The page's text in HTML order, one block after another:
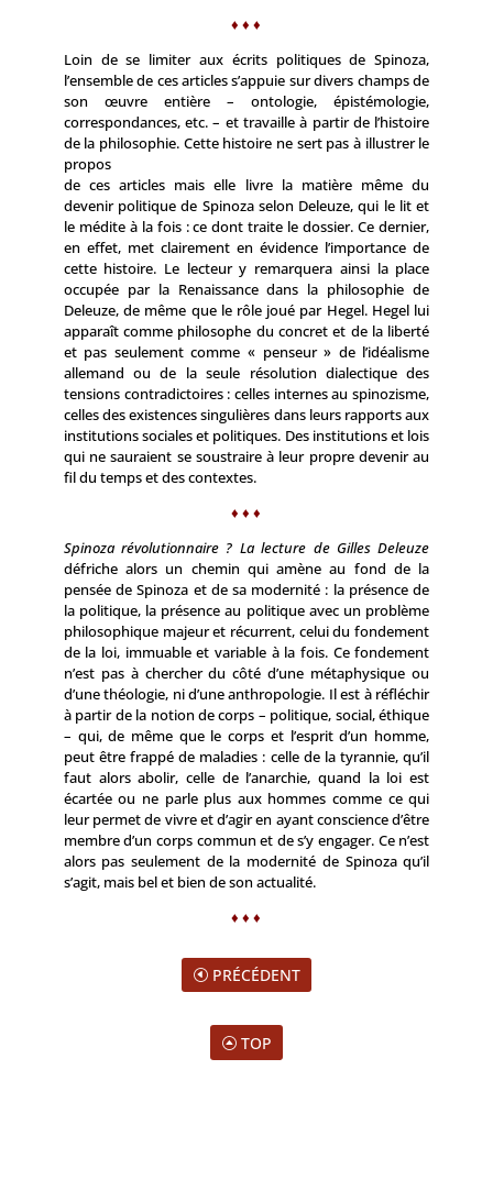
♦ ♦ ♦
Loin de se limiter aux écrits politiques de Spinoza,
l’ensemble de ces articles s’appuie sur divers champs de
son œuvre entière – ontologie, épistémologie,
correspondances, etc. – et travaille à partir de l’histoire
de la philosophie. Cette histoire ne sert pas à illustrer le
propos
de ces articles mais elle livre la matière même du
devenir politique de Spinoza selon Deleuze, qui le lit et
le médite à la fois : ce dont traite le dossier. Ce dernier,
en effet, met clairement en évidence l’importance de
cette histoire. Le lecteur y remarquera ainsi la place
occupée par la Renaissance dans la philosophie de
Deleuze, de même que le rôle joué par Hegel. Hegel lui
ap­paraît comme philosophe du concret et de la liberté
et pas seulement comme « penseur » de l’idéalisme
allemand ou de la seule résolution dialectique des
tensions contradictoires : celles internes au spinozisme,
celles des existences singulières dans leurs rapports aux
institutions sociales et politiques. Des institutions et lois
qui ne sauraient se soustraire à leur propre devenir au
fil du temps et des contextes.
♦ ♦ ♦
Spinoza révolutionnaire ? La lecture de Gilles Deleuze
défriche alors un chemin qui amène au fond de la
pensée de Spinoza et de sa modernité : la présence de
la politique, la présence au politique avec un problème
philosophique majeur et récurrent, celui du fondement
de la loi, immuable et variable à la fois. Ce fondement
n’est pas à chercher du côté d’une métaphysique ou
d’une théologie, ni d’une anthropologie. Il est à réfléchir
à partir de la notion de corps – politique, social, éthique
– qui, de même que le corps et l’esprit d’un homme,
peut être frappé de maladies : celle de la tyrannie, qu’il
faut alors abolir, celle de l’anarchie, quand la loi est
écartée ou ne parle plus aux hommes comme ce qui
leur permet de vivre et d’agir en ayant conscience d’être
membre d’un corps commun et de s’y engager. Ce n’est
alors pas seulement de la modernité de Spinoza qu’il
s’agit, mais bel et bien de son actualité.
♦ ♦ ♦
PRÉCÉDENT
TOP